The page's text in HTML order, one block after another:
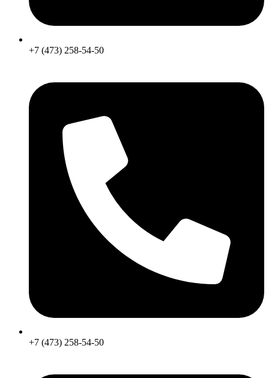
+7 (473) 258-54-50
+7 (473) 258-54-50